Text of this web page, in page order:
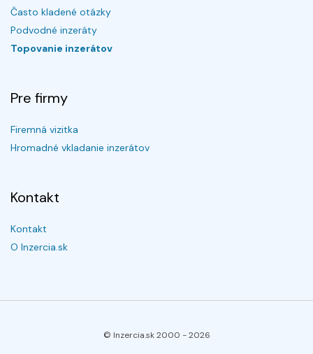
Často kladené otázky
Podvodné inzeráty
Topovanie inzerátov
Pre firmy
Firemná vizitka
Hromadné vkladanie inzerátov
Kontakt
Kontakt
O Inzercia.sk
© Inzercia.sk 2000 -2026